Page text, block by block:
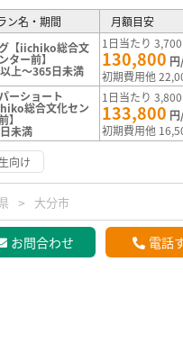
ン名・期間
月額目安
【iichiko総合文
ター前】
上～365日未満
1日当たり
130,800
初期費用他
ーショート
総合文化セン
】
未満
1日当たり
133,800
初期費用他
向け
大分市
お問合わせ 電話